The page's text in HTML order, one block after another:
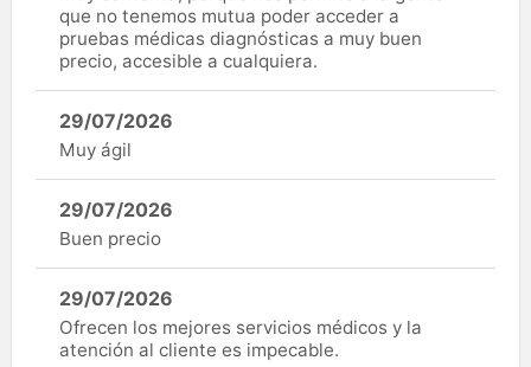
que no tenemos mutua poder acceder a
pruebas médicas diagnósticas a muy buen
precio, accesible a cualquiera.
29/07/2026
Muy ágil
29/07/2026
Buen precio
29/07/2026
Ofrecen los mejores servicios médicos y la
atención al cliente es impecable.